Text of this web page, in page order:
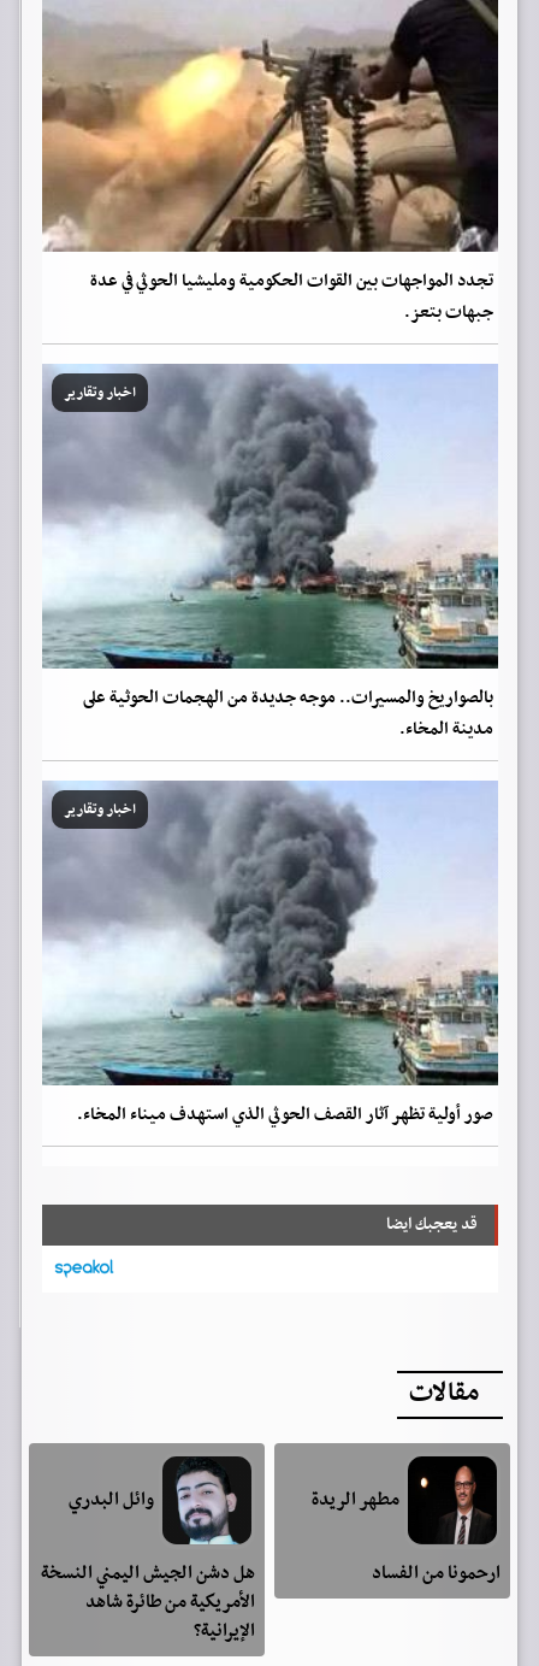
تجدد المواجهات بين القوات الحكومية ومليشيا الحوثي في عدة
جبهات بتعز.
اخبار وتقارير
بالصواريخ والمسيرات.. موجه جديدة من الهجمات الحوثية على
مدينة المخاء.
اخبار وتقارير
صور أولية تظهر آثار القصف الحوثي الذي استهدف ميناء المخاء.
قد يعجبك ايضا
مقالات
مطهر الريدة
ارحمونا من الفساد
وائل البدري
هل دشن الجيش اليمني النسخة
الأمريكية من طائرة شاهد
الإيرانية؟